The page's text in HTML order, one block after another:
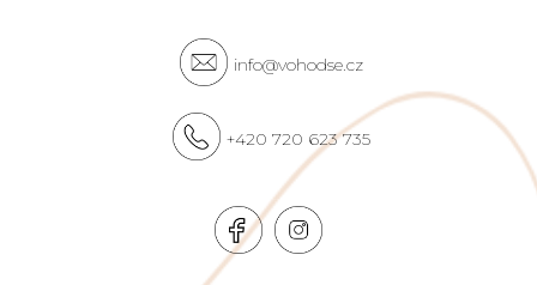
info@vohodse.cz
+420 720 623 735